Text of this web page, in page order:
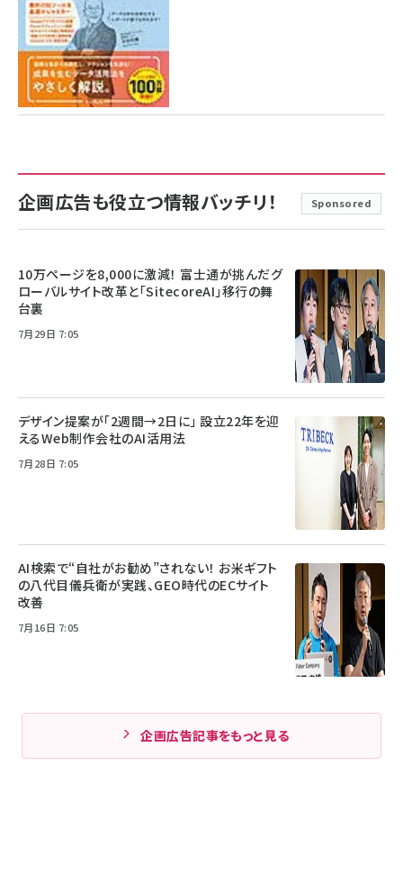
企画広告も役立つ情報バッチリ！ Sponsored
10万ページを8,000に激減！ 富士通が挑んだグ
ローバルサイト改革と「SitecoreAI」移行の舞
台裏
7月29日 7:05
デザイン提案が「2週間→2日に」 設立22年を迎
えるWeb制作会社のAI活用法
7月28日 7:05
AI検索で“自社がお勧め”されない！ お米ギフト
の八代目儀兵衛が実践、GEO時代のECサイト
改善
7月16日 7:05
企画広告記事をもっと見る